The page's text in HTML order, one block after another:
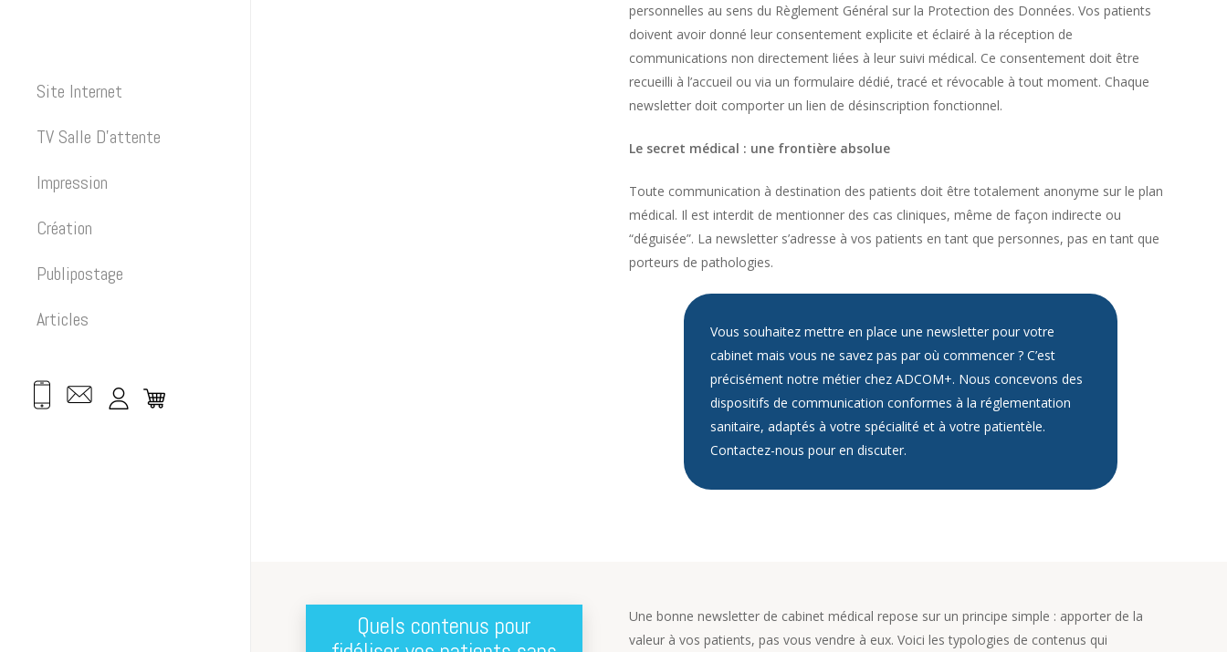
Site Internet
TV Salle D’attente
Impression
Création
Publipostage
Articles
personnelles au sens du Règlement Général sur la Protection des Données. Vos patients
doivent avoir donné leur consentement explicite et éclairé à la réception de
communications non directement liées à leur suivi médical. Ce consentement doit être
recueilli à l’accueil ou via un formulaire dédié, tracé et révocable à tout moment. Chaque
newsletter doit comporter un lien de désinscription fonctionnel.
Le secret médical : une frontière absolue
Toute communication à destination des patients doit être totalement anonyme sur le plan
médical. Il est interdit de mentionner des cas cliniques, même de façon indirecte ou
“déguisée”. La newsletter s’adresse à vos patients en tant que personnes, pas en tant que
porteurs de pathologies.
Vous souhaitez mettre en place une newsletter pour votre
cabinet mais vous ne savez pas par où commencer ? C’est
précisément notre métier chez ADCOM+. Nous concevons des
dispositifs de communication conformes à la réglementation
sanitaire, adaptés à votre spécialité et à votre patientèle.
Contactez-nous pour en discuter.
Quels contenus pour
Une bonne newsletter de cabinet médical repose sur un principe simple : apporter de la
valeur à vos patients, pas vous vendre à eux. Voici les typologies de contenus qui